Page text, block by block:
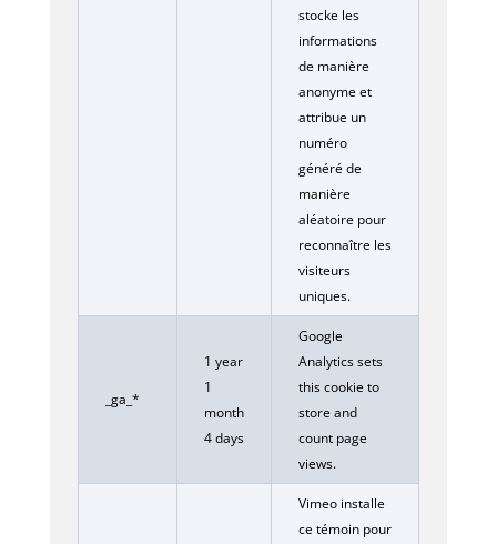
stocke les
informations
de manière
anonyme et
attribue un
numéro
généré de
manière
aléatoire pour
reconnaître les
visiteurs
uniques.
_ga_*
1 year
1
month
4 days
Google
Analytics sets
this cookie to
store and
count page
views.
Vimeo installe
ce témoin pour